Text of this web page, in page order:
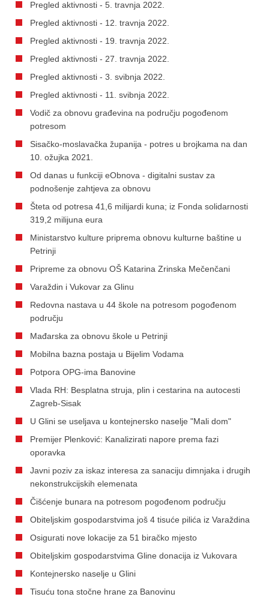
Pregled aktivnosti - 5. travnja 2022.
Pregled aktivnosti - 12. travnja 2022.
Pregled aktivnosti - 19. travnja 2022.
Pregled aktivnosti - 27. travnja 2022.
Pregled aktivnosti - 3. svibnja 2022.
Pregled aktivnosti - 11. svibnja 2022.
Vodič za obnovu građevina na području pogođenom
potresom
Sisačko-moslavačka županija - potres u brojkama na dan
10. ožujka 2021.
Od danas u funkciji eObnova - digitalni sustav za
podnošenje zahtjeva za obnovu
Šteta od potresa 41,6 milijardi kuna; iz Fonda solidarnosti
319,2 milijuna eura
Ministarstvo kulture priprema obnovu kulturne baštine u
Petrinji
Pripreme za obnovu OŠ Katarina Zrinska Mečenčani
Varaždin i Vukovar za Glinu
Redovna nastava u 44 škole na potresom pogođenom
području
Mađarska za obnovu škole u Petrinji
Mobilna bazna postaja u Bijelim Vodama
Potpora OPG-ima Banovine
Vlada RH: Besplatna struja, plin i cestarina na autocesti
Zagreb-Sisak
U Glini se useljava u kontejnersko naselje "Mali dom"
Premijer Plenković: Kanalizirati napore prema fazi
oporavka
Javni poziv za iskaz interesa za sanaciju dimnjaka i drugih
nekonstrukcijskih elemenata
Čišćenje bunara na potresom pogođenom području
Obiteljskim gospodarstvima još 4 tisuće pilića iz Varaždina
Osigurati nove lokacije za 51 biračko mjesto
Obiteljskim gospodarstvima Gline donacija iz Vukovara
Kontejnersko naselje u Glini
Tisuću tona stočne hrane za Banovinu